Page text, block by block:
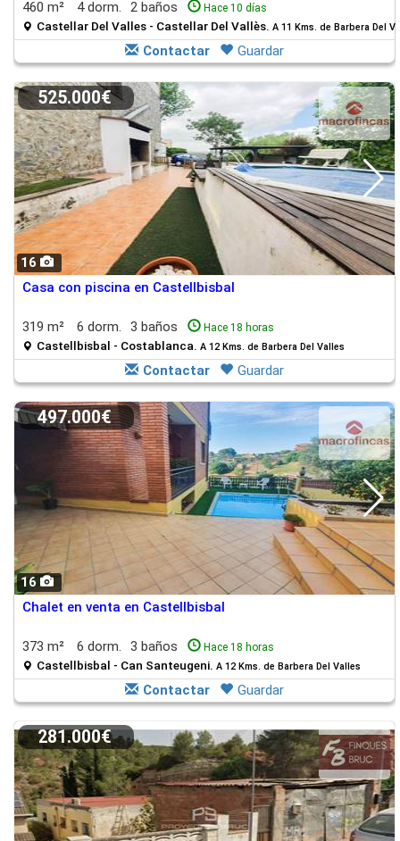
460 m² 4 dorm. 2 baños Hace 10 días
Castellar Del Valles - Castellar Del Vallès. A 11 Kms. de Barbera Del
Contactar Guardar
16
525.000€
Casa con piscina en Castellbisbal
319 m² 6 dorm. 3 baños Hace 18 horas
Castellbisbal - Costablanca. A 12 Kms. de Barbera Del Valles
Contactar Guardar
16
497.000€
Chalet en venta en Castellbisbal
373 m² 6 dorm. 3 baños Hace 18 horas
Castellbisbal - Can Santeugeni. A 12 Kms. de Barbera Del Valles
Contactar Guardar
281.000€